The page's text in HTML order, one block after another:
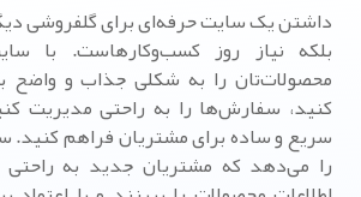
داشتن یک سایت حرفه‌ای برای گلفروشی
بلکه نیاز روز کسب‌وکارهاست. با
محصولات‌تان را به شکلی جذاب و واضح
کنید، سفارش‌ها را به راحتی مدیریت
سریع و ساده برای مشتریان فراهم کنید.
را می‌دهد که مشتریان جدید به راحتی